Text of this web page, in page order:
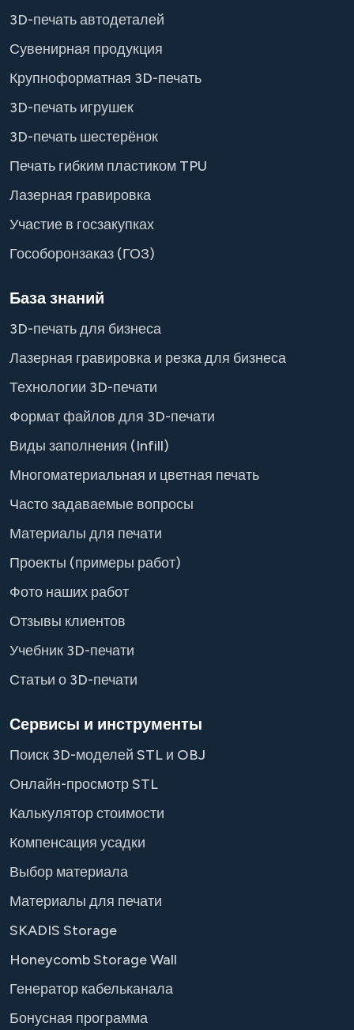
3D-печать автодеталей
Сувенирная продукция
Крупноформатная 3D-печать
3D-печать игрушек
3D-печать шестерёнок
Печать гибким пластиком TPU
Лазерная гравировка
Участие в госзакупках
Гособоронзаказ (ГОЗ)
База знаний
3D-печать для бизнеса
Лазерная гравировка и резка для бизнеса
Технологии 3D-печати
Формат файлов для 3D-печати
Виды заполнения (Infill)
Многоматериальная и цветная печать
Часто задаваемые вопросы
Материалы для печати
Проекты (примеры работ)
Фото наших работ
Отзывы клиентов
Учебник 3D-печати
Статьи о 3D-печати
Сервисы и инструменты
Поиск 3D-моделей STL и OBJ
Онлайн-просмотр STL
Калькулятор стоимости
Компенсация усадки
Выбор материала
Материалы для печати
SKADIS Storage
Honeycomb Storage Wall
Генератор кабельканала
Бонусная программа